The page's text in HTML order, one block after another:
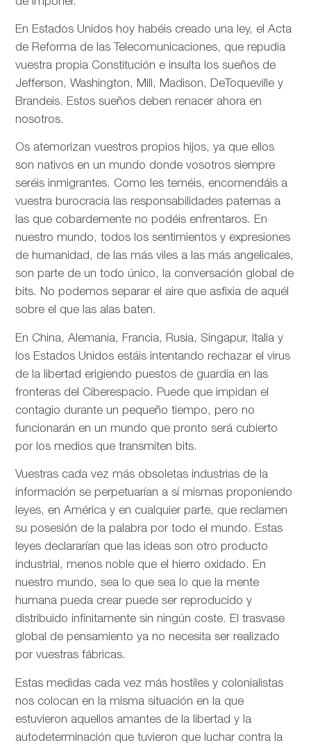
En Estados Unidos hoy habéis creado una ley, el Acta
de Reforma de las Telecomunicaciones, que repudia
vuestra propia Constitución e insulta los sueños de
Jefferson, Washington, Mill, Madison, DeToqueville y
Brandeis. Estos sueños deben renacer ahora en
nosotros.
Os atemorizan vuestros propios hijos, ya que ellos
son nativos en un mundo donde vosotros siempre
seréis inmigrantes. Como les teméis, encomendáis a
vuestra burocracia las responsabilidades paternas a
las que cobardemente no podéis enfrentaros. En
nuestro mundo, todos los sentimientos y expresiones
de humanidad, de las más viles a las más angelicales,
son parte de un todo único, la conversación global de
bits. No podemos separar el aire que asfixia de aquél
sobre el que las alas baten.
En China, Alemania, Francia, Rusia, Singapur, Italia y
los Estados Unidos estáis intentando rechazar el virus
de la libertad erigiendo puestos de guardia en las
fronteras del Ciberespacio. Puede que impidan el
contagio durante un pequeño tiempo, pero no
funcionarán en un mundo que pronto será cubierto
por los medios que transmiten bits.
Vuestras cada vez más obsoletas industrias de la
información se perpetuarían a sí mismas proponiendo
leyes, en América y en cualquier parte, que reclamen
su posesión de la palabra por todo el mundo. Estas
leyes declararían que las ideas son otro producto
industrial, menos noble que el hierro oxidado. En
nuestro mundo, sea lo que sea lo que la mente
humana pueda crear puede ser reproducido y
distribuido infinitamente sin ningún coste. El trasvase
global de pensamiento ya no necesita ser realizado
por vuestras fábricas.
Estas medidas cada vez más hostiles y colonialistas
nos colocan en la misma situación en la que
estuvieron aquellos amantes de la libertad y la
autodeterminación que tuvieron que luchar contra la